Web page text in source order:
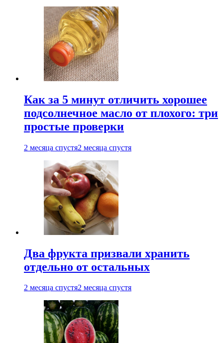
Как за 5 минут отличить хорошее
подсолнечное масло от плохого: три
простые проверки
2 месяца спустя2 месяца спустя
Два фрукта призвали хранить
отдельно от остальных
2 месяца спустя2 месяца спустя